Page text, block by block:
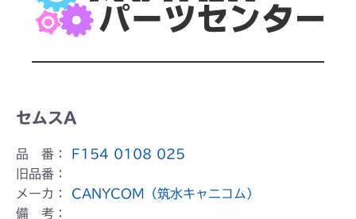
セムスA
品 番：
F154 0108 025
旧品番：
メーカ： CANYCOM（筑水キャニコム）
備 考：